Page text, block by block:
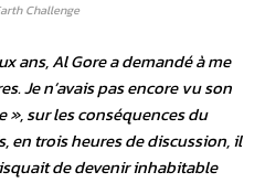
Challenge
ans, Al Gore a demandé à me
Je n’avais pas encore vu son
», sur les conséquences du
en trois heures de discussion, il
de devenir inhabitable